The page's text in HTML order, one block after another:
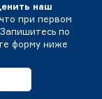
наш
при первом
по
форму ниже